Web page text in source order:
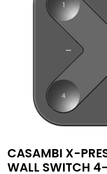
CASAMBI X-
WALL SWITCH